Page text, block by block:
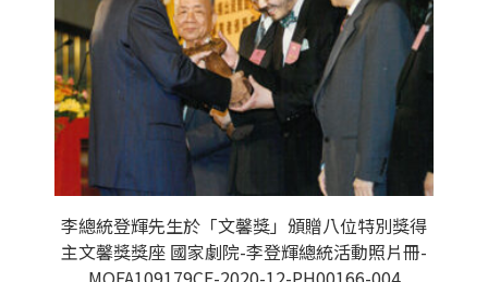
李總統登輝先生於「文馨獎」頒贈八位特別獎得
主文馨獎獎座 國家劇院-李登輝總統活動照片冊-